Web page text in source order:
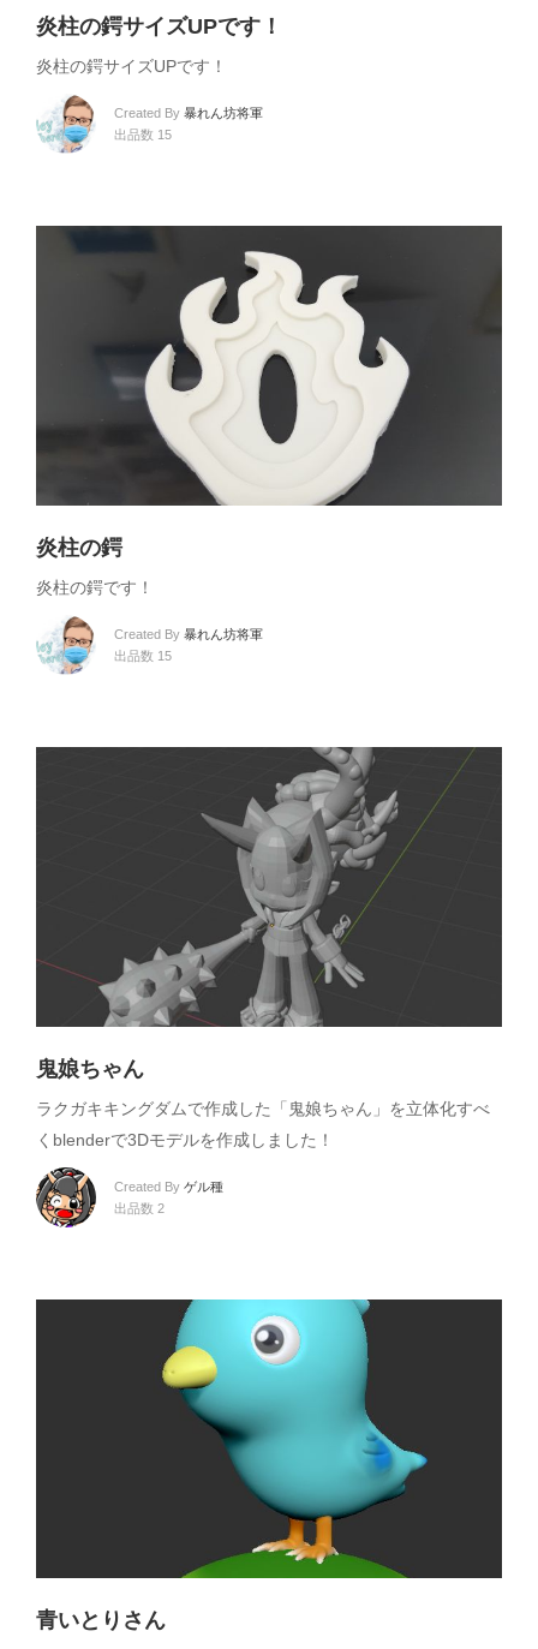
炎柱の鍔サイズUPです！
炎柱の鍔サイズUPです！
Created By 暴れん坊将軍
出品数 15
炎柱の鍔
炎柱の鍔です！
Created By 暴れん坊将軍
出品数 15
鬼娘ちゃん
ラクガキキングダムで作成した「鬼娘ちゃん」を立体化すべ
くblenderで3Dモデルを作成しました！
Created By ゲル種
出品数 2
青いとりさん